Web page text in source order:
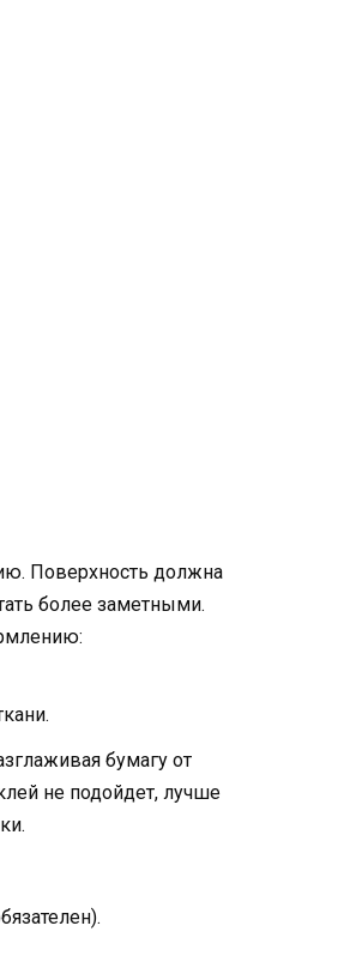
Поверхность должна
более заметными.
бумагу от
не подойдет, лучше